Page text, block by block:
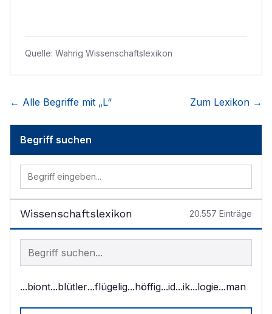
Quelle: Wahrig Wissenschaftslexikon
← Alle Begriffe mit „L“ Zum Lexikon →
Begriff suchen
Wissenschaftslexikon 20.557 Einträge
Begriff im Lexikon suchen
...biont...blütler...flügelig...höffig...id...ik...logie...man